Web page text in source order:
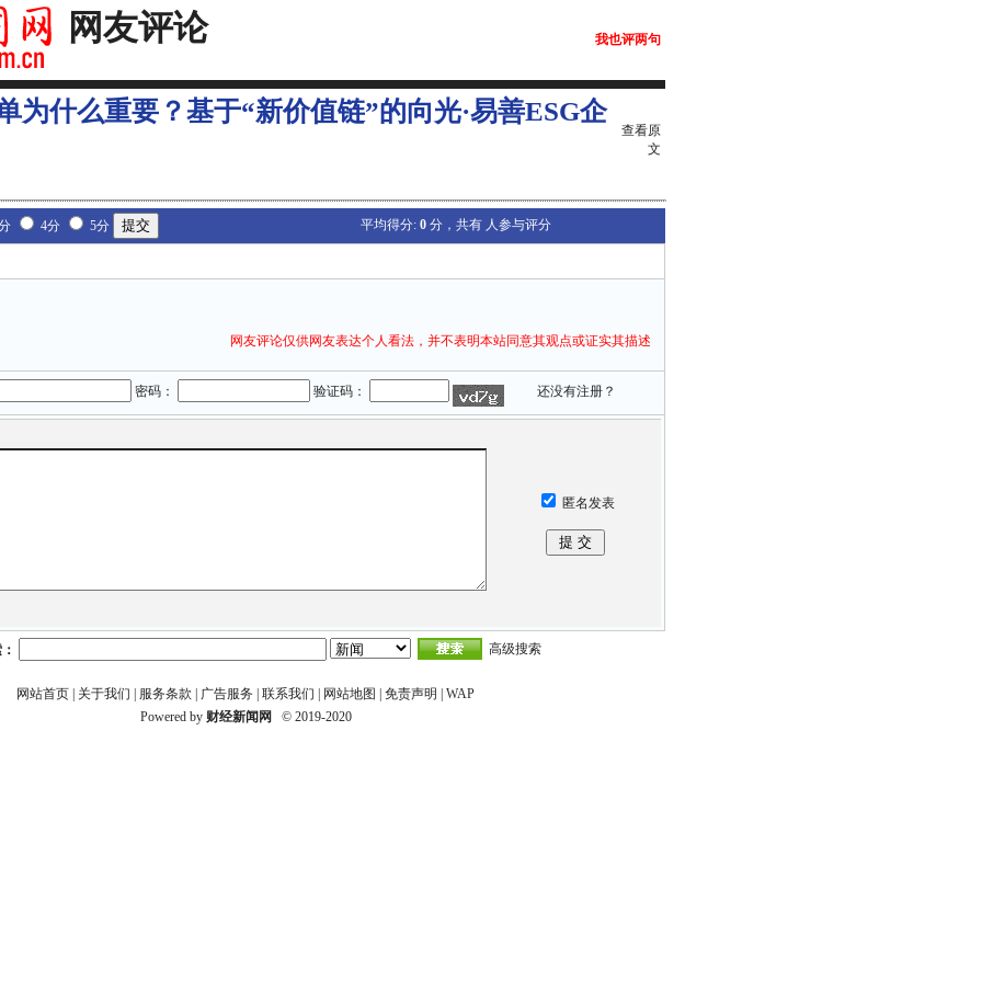
网友评论 我也评两句
为什么重要？基于“新价值链”的向光·易善ESG企
查看原
文
4分 5分 平均得分: 0分，共有 人参与评分
网友评论仅供网友表达个人看法，并不表明本站同意其观点或证实其描述
密码： 验证码： 还没有注册？
匿名发表
高级搜索
网站首页 关于我们 服务条款 广告服务 联系我们 网站地图 免责声明
WAP
Powered by 财经新闻网 © 2019-2020